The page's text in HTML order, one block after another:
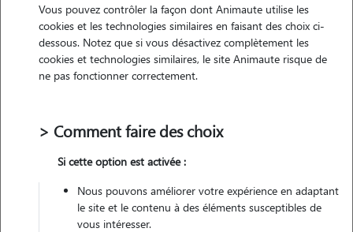
Quel est le prix d’un Kelpie Australien
âge et son sexe. Il faut compter en moyenne 800 € pour un chien
En complément de ce prix d’achat, il faut également prendre en
compte le budget global du Kelpie Australien qui va varier selon
plusieurs critères :
Vous pouvez contrôler la façon dont Animaute utilise les
cookies et les technologies similaires en faisant des choix ci-
dessous. Notez que si vous désactivez complètement les
cookies et technologies similaires, le site Animaute risque de
ne pas fonctionner correctement.
> Comment faire des choix
Si cette option est activée :
Nous pouvons améliorer votre expérience en adaptant
le site et le contenu à des éléments susceptibles de
vous intéresser.